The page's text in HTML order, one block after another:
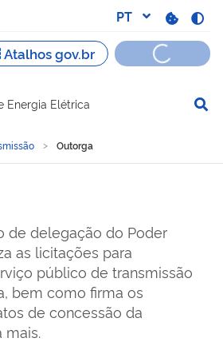
de navegação
Energia Elétrica
Outorga
de delegação do Poder
as licitações para
público de transmissão
bem como firma os
de concessão da